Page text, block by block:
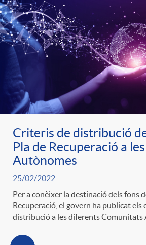
d
e
p
r
e
n
s
e
g
o
r
i
e
s
n
c
l
a
F
i
l
d
e
c
o
n
t
i
Criteris de distribució
Pla de Recuperació a
Autònomes
25/02/2022
Per a conèixer la destinació dels fons
Recuperació, el govern ha publicat els
distribució a les diferents Comunitats